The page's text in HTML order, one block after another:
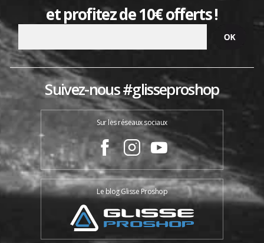
et profitez de 10€ offerts !
Suivez-nous #glisseproshop
Sur les réseaux sociaux
Le blog Glisse Proshop